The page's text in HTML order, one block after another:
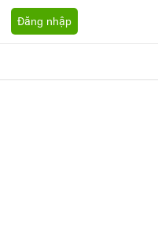
Đăng nhập